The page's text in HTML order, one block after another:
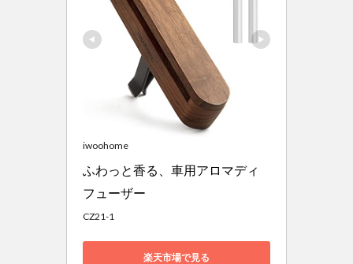
iwoohome
ふわっと香る、車用アロマディ
フューザー
CZ21-1
楽天市場で見る